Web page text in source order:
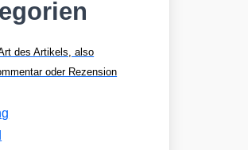
des Artikels, also
oder Rezension